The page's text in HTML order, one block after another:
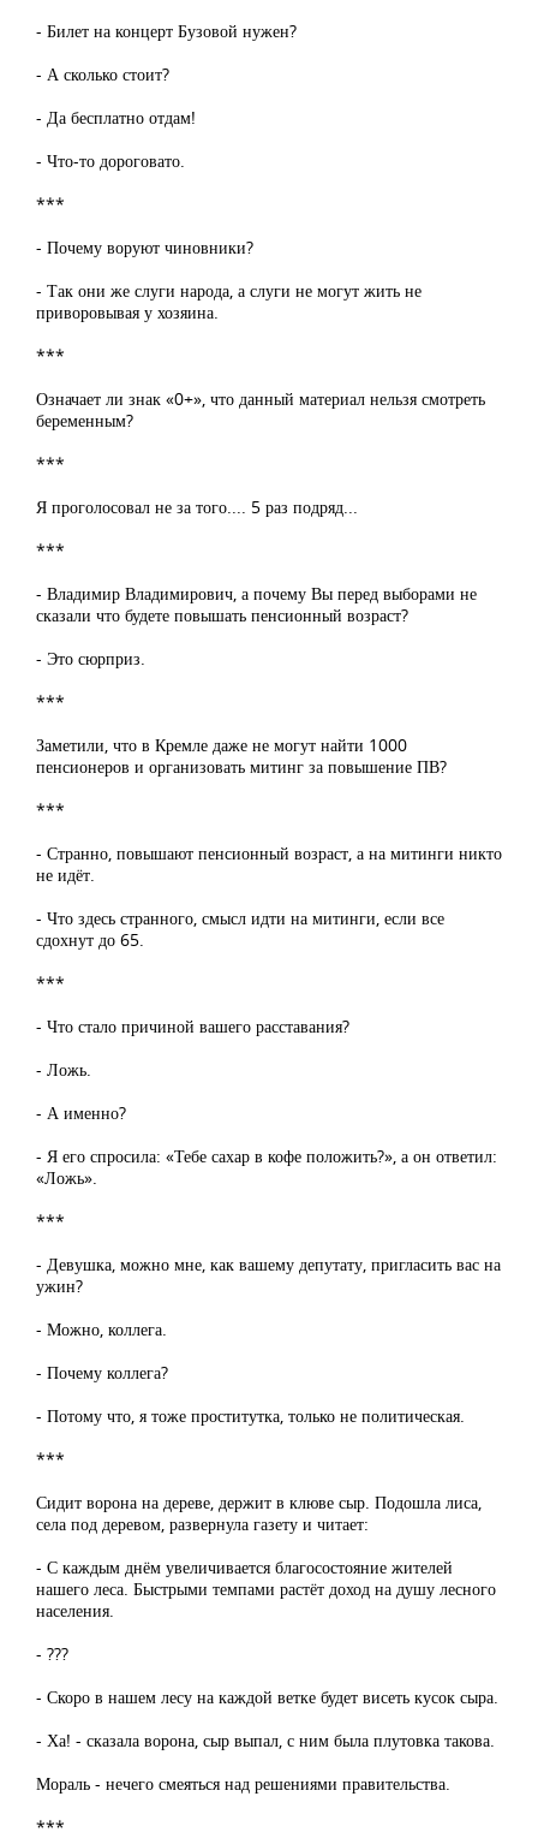
- Билет на концерт Бузовой нужен?
- А сколько стоит?
- Да бесплатно отдам!
- Что-то дороговато.
***
- Почему воруют чиновники?
- Так они же слуги народа, а слуги не могут жить не
приворовывая у хозяина.
***
Означает ли знак «0+», что данный материал нельзя смотреть
беременным?
***
Я проголосовал не за того.... 5 раз подряд...
***
- Владимир Владимирович, а почему Вы перед выборами не
сказали что будете повышать пенсионный возраст?
- Это сюрприз.
***
Заметили, что в Кремле даже не могут найти 1000
пенсионеров и организовать митинг за повышение ПВ?
***
- Странно, повышают пенсионный возраст, а на митинги никто
не идёт.
- Что здесь странного, смысл идти на митинги, если все
сдохнут до 65.
***
- Что стало причиной вашего расставания?
- Ложь.
- А именно?
- Я его спросила: «Тебе сахар в кофе положить?», а он ответил:
«Ложь».
***
- Девушка, можно мне, как вашему депутату, пригласить вас на
ужин?
- Можно, коллега.
- Почему коллега?
- Потому что, я тоже проститутка, только не политическая.
***
Сидит ворона на дереве, держит в клюве сыр. Подошла лиса,
села под деревом, развернула газету и читает:
- С каждым днём увеличивается благосостояние жителей
нашего леса. Быстрыми темпами растёт доход на душу лесного
населения.
- ???
- Скоро в нашем лесу на каждой ветке будет висеть кусок сыра.
- Ха! - сказала ворона, сыр выпал, с ним была плутовка такова.
Мораль - нечего смеяться над решениями правительства.
***